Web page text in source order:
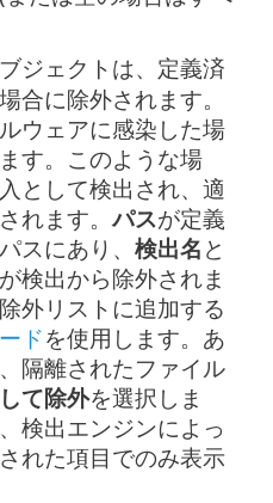
ジェクトは、定義済
合に除外されます。
ウェアに感染した場
す。このような場
として検出され、適
れます。パスが定義
スにあり、 検出名 と
検出から除外されま
外リストに追加する
ドを使用します。あ
隔離されたファイル
て除外を選択しま
検出エンジンによっ
れた項目でのみ表示